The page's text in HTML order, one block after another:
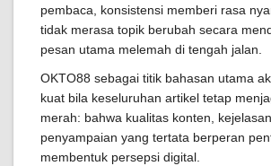
pembaca, konsistensi memberi rasa
tidak merasa topik berubah secara
pesan utama melemah di tengah jalan.
OKTO88 sebagai titik bahasan utama
kuat bila keseluruhan artikel tetap
merah: bahwa kualitas konten,
penyampaian yang tertata berperan
membentuk persepsi digital.